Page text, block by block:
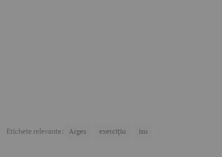
Etichete relevante: Arges exercițiu isu